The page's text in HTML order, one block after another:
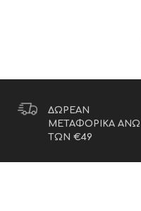
ΔΩΡΕΑΝ
ΜΕΤΑΦΟΡΙΚΑ ΑΝΩ
ΤΩΝ €49